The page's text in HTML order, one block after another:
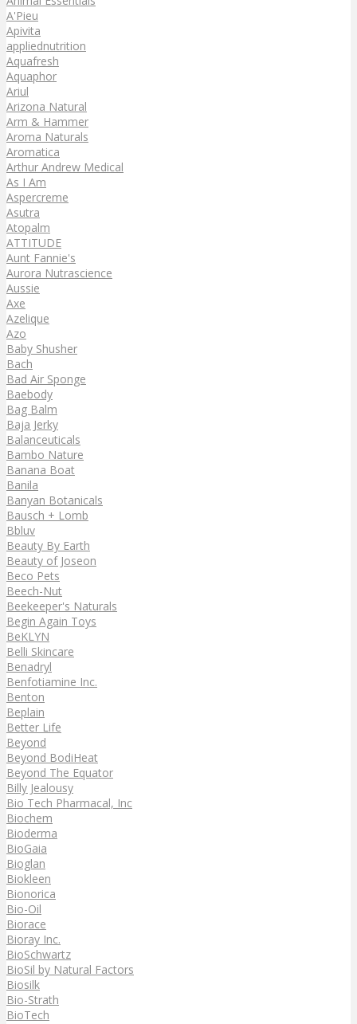
A'Pieu
Apivita
appliednutrition
Aquafresh
Aquaphor
Ariul
Arizona Natural
Arm & Hammer
Aroma Naturals
Aromatica
Arthur Andrew Medical
As I Am
Aspercreme
Asutra
Atopalm
ATTITUDE
Aunt Fannie's
Aurora Nutrascience
Aussie
Axe
Azelique
Azo
Baby Shusher
Bach
Bad Air Sponge
Baebody
Bag Balm
Baja Jerky
Balanceuticals
Bambo Nature
Banana Boat
Banila
Banyan Botanicals
Bausch + Lomb
Bbluv
Beauty By Earth
Beauty of Joseon
Beco Pets
Beech-Nut
Beekeeper's Naturals
Begin Again Toys
BeKLYN
Belli Skincare
Benadryl
Benfotiamine Inc.
Benton
Beplain
Better Life
Beyond
Beyond BodiHeat
Beyond The Equator
Billy Jealousy
Bio Tech Pharmacal, Inc
Biochem
Bioderma
BioGaia
Bioglan
Biokleen
Bionorica
Bio-Oil
Biorace
Bioray Inc.
BioSchwartz
BioSil by Natural Factors
Biosilk
Bio-Strath
BioTech